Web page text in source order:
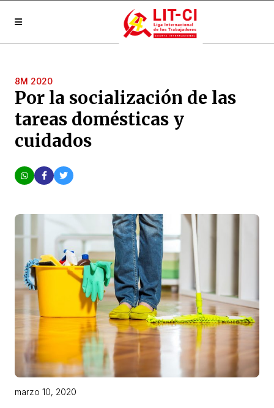
8M 2020
Por la socialización de las
tareas domésticas y
cuidados
marzo 10, 2020